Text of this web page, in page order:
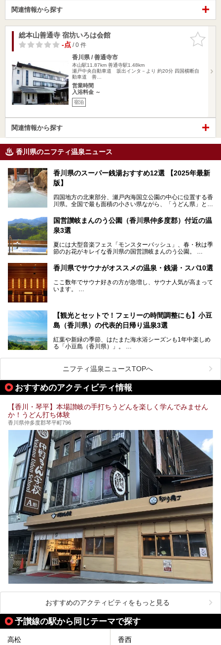
関連情報から探す
お気に入
りに追加
総本山善通寺 宿坊いろは会館
-点/ 0 件
香川県 / 善通寺市
本山駅11.87km 善通寺駅1.48km
瀬戸中央自動車道 坂出インタ－より 約20分 四国横断自
動車道 善…
営業時間
入浴料金 ～
宿泊
関連情報から探す
香川県のニフティ温泉ニュース
香川県のスーパー銭湯おすすめ12選 【2025年最新
版】
四国地方の北東部分、瀬戸内海国立公園の中心に位置する香
川県。全国で最も面積の小さい県ながら、「うどん県」とも
オリーブ、和三盆、製塩や醤油など特産品は実にバラエティ
豊か。近年は瀬戸内海の島々を舞台にした「瀬戸内国際芸術
祭」も開催され、アートの県としても知られています。
クアップしました。気になるスーパー銭湯があったら、ぜひ
訪れてみてください！
国営讃岐まんのう公園（香川県仲多度郡）付近の温
泉3選
夏には大型音楽フェス「モンスターバッシュ」、春・秋は季
節のお花がキレイな香川県の国営讃岐まんのう公園。
四国唯一の国営公園であり、広さは東京ディズニーランド７
個分！（350ha）
園内にはキャンプ場もあり、レンタサイクルで外周をぐるっ
と一周することもできます。
そんな国営讃岐まんのう公園は園内に温泉がありません。
つご紹介しますね。
香川県でサウナがオススメの温泉・銭湯・スパ10選
ここ数年でサウナ好きの方が急増し、サウナ人気が高まって
います。
設を紹介します。
ぜひ香川県に住んでいる方や訪れる予定のある方は、香川の
サウナ施設を行ってみましょう！
【観光とセットで！フェリーの時間調整にも】小豆
島（香川県）の代表的日帰り温泉3選
紅葉や新緑の季節、はたまた海水浴シーズンも1年中楽しめ
る「小豆島（香川県）」。
1周すると82kmもあることから、西と東・南と北ではまっ
たく風景がちがいます。
この記事では西・東・中間くらいの位置にある、小豆島を代
表する３つの大人気温泉をご紹介します。
ュー！お楽しみに。
ニフティ温泉ニュースTOPへ
おすすめのアクティビティ情報
【香川・琴平】本場讃岐の手打ちうどんを楽しく学んでみません
か！うどん打ち体験
香川県仲多度郡琴平町796
おすすめのアクティビティをもっと見る
予讃線の駅から同じテーマで探す
高松 香西